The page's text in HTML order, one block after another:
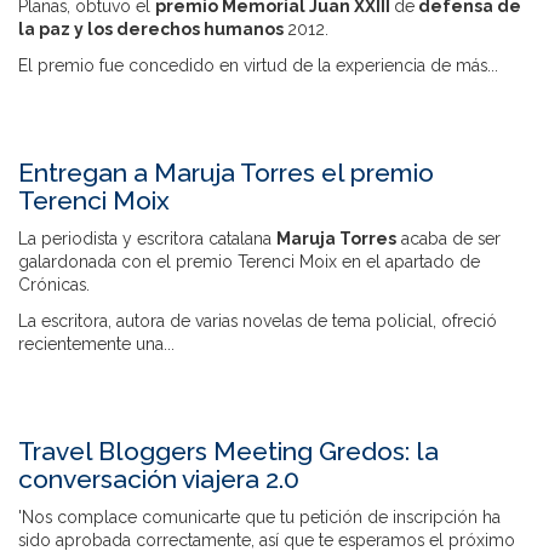
Planas, obtuvo el premio Memorial Juan XXIII de defensa de
la paz y los derechos humanos 2012.
El premio fue concedido en virtud de la experiencia de más...
Entregan a Maruja Torres el premio
Terenci Moix
La periodista y escritora catalana Maruja Torres acaba de ser
galardonada con el premio Terenci Moix en el apartado de
Crónicas.
La escritora, autora de varias novelas de tema policial, ofreció
recientemente una...
Travel Bloggers Meeting Gredos: la
conversación viajera 2.0
'Nos complace comunicarte que tu petición de inscripción ha
sido aprobada correctamente, así que te esperamos el próximo